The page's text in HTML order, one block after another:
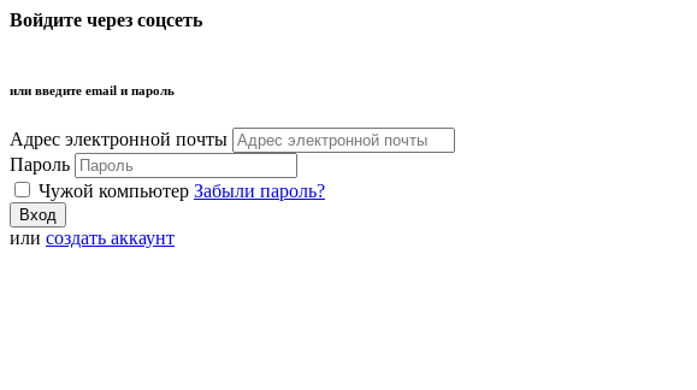
Войдите через соцсеть
или введите email и пароль
Адрес электронной почты
Пароль
Чужой компьютер Забыли пароль?
или создать аккаунт